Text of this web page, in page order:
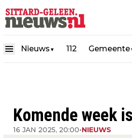
Nieuws ▼ 112 Gemeente
Komende week
16 JAN 2025, 20:00•NIEUWS